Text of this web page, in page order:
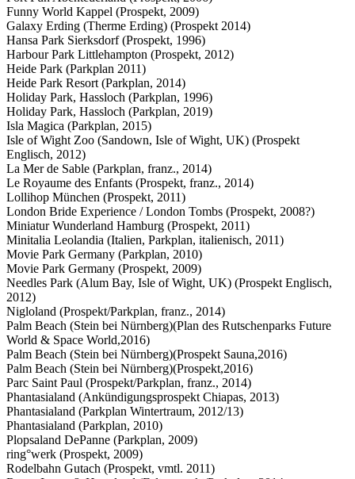
Funny World Kappel (Prospekt, 2009)
Galaxy Erding (Therme Erding) (Prospekt 2014)
Hansa Park Sierksdorf (Prospekt, 1996)
Harbour Park Littlehampton (Prospekt, 2012)
Heide Park (Parkplan 2011)
Heide Park Resort (Parkplan, 2014)
Holiday Park, Hassloch (Parkplan, 1996)
Holiday Park, Hassloch (Parkplan, 2019)
Isla Magica (Parkplan, 2015)
Isle of Wight Zoo (Sandown, Isle of Wight, UK) (Prospekt
Englisch, 2012)
La Mer de Sable (Parkplan, franz., 2014)
Le Royaume des Enfants (Prospekt, franz., 2014)
Lollihop München (Prospekt, 2011)
London Bride Experience / London Tombs (Prospekt, 2008?)
Miniatur Wunderland Hamburg (Prospekt, 2011)
Minitalia Leolandia (Italien, Parkplan, italienisch, 2011)
Movie Park Germany (Parkplan, 2010)
Movie Park Germany (Prospekt, 2009)
Needles Park (Alum Bay, Isle of Wight, UK) (Prospekt Englisch,
2012)
Nigloland (Prospekt/Parkplan, franz., 2014)
Palm Beach (Stein bei Nürnberg)(Plan des Rutschenparks Future
World & Space World,2016)
Palm Beach (Stein bei Nürnberg)(Prospekt Sauna,2016)
Palm Beach (Stein bei Nürnberg)(Prospekt,2016)
Parc Saint Paul (Prospekt/Parkplan, franz., 2014)
Phantasialand (Ankündigungsprospekt Chiapas, 2013)
Phantasialand (Parkplan Wintertraum, 2012/13)
Phantasialand (Parkplan, 2010)
Plopsaland DePanne (Parkplan, 2009)
ring°werk (Prospekt, 2009)
Rodelbahn Gutach (Prospekt, vmtl. 2011)